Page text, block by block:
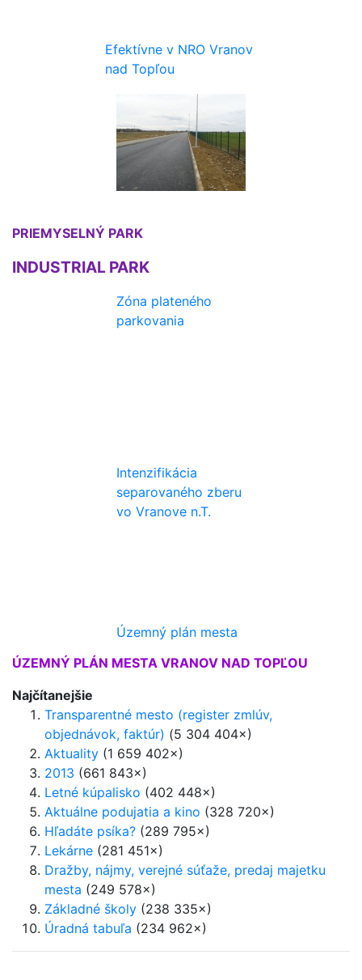
Efektívne v NRO Vranov
nad Topľou
PRIEMYSELNÝ PARK
INDUSTRIAL PARK
Zóna plateného
parkovania
Intenzifikácia
separovaného zberu
vo Vranove n.T.
Územný plán mesta
ÚZEMNÝ PLÁN MESTA VRANOV NAD TOPĽOU
Najčítanejšie
Transparentné mesto (register zmlúv,
objednávok, faktúr) (5 304 404×)
Aktuality (1 659 402×)
2013 (661 843×)
Letné kúpalisko (402 448×)
Aktuálne podujatia a kino (328 720×)
Hľadáte psíka? (289 795×)
Lekárne (281 451×)
Dražby, nájmy, verejné súťaže, predaj majetku
mesta (249 578×)
Základné školy (238 335×)
Úradná tabuľa (234 962×)